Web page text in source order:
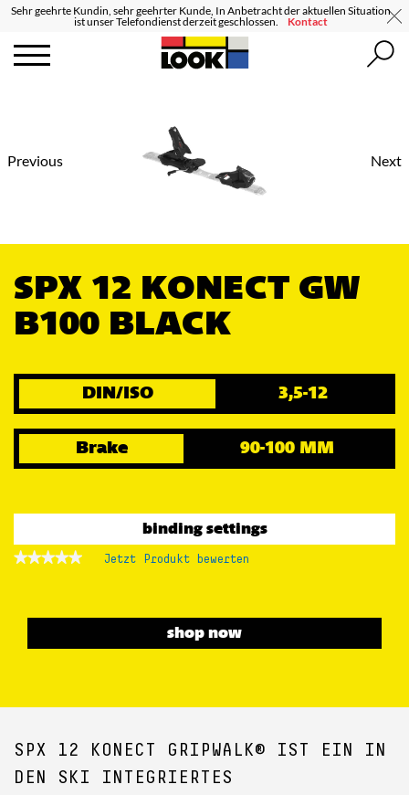
Sehr geehrte Kundin, sehr geehrter Kunde, In Anbetracht der aktuellen Situation
ist unser Telefondienst derzeit geschlossen.
Kontact
Previous Next
SPX 12 KONECT GW
B100 BLACK
DIN/ISO 3,5-12
Brake 90-100 MM
binding settings
★★★★★
★★★★★ Jetzt Produkt bewerten
shop now
SPX 12 KONECT GRIPWALK® IST EIN IN
DEN SKI INTEGRIERTES